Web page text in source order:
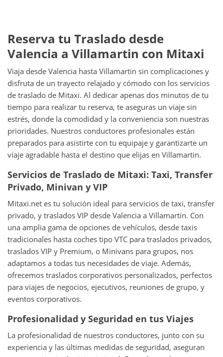
Reserva tu Traslado desde
Valencia a Villamartin con Mitaxi
Viaja desde Valencia hasta Villamartin sin complicaciones y
disfruta de un trayecto relajado y cómodo con los servicios
de traslado de Mitaxi. Al dedicar apenas dos minutos de tu
tiempo para realizar tu reserva, te aseguras un viaje sin
estrés, donde la comodidad y la conveniencia son nuestras
prioridades. Nuestros conductores profesionales están
preparados para asistirte con tu equipaje y garantizarte un
viaje agradable hasta el destino que elijas en Villamartin.
Servicios de Traslado de Mitaxi: Taxi, Transfer
Privado, Minivan y VIP
Mitaxi.net es tu solución ideal para servicios de taxi, transfer
privado, y traslados VIP desde Valencia a Villamartin. Con
una amplia gama de opciones de vehículos, desde taxis
tradicionales hasta coches tipo VTC para traslados privados,
traslados VIP y Premium, o Minivans para grupos, nos
adaptamos a todas tus necesidades de viaje. Además,
ofrecemos traslados corporativos personalizados, perfectos
para viajes de negocios, ejecutivos, reuniones de grupo, y
eventos corporativos.
Profesionalidad y Seguridad en tus Viajes
La profesionalidad de nuestros conductores, junto con su
experiencia y las últimas medidas de seguridad, aseguran